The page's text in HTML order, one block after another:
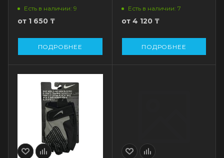
Есть в наличии: 9
от 1 650 ₸
ПОДРОБНЕЕ
арт.8515, черный/
Есть в наличии: 7
от 4 120 ₸
ПОДРОБНЕЕ